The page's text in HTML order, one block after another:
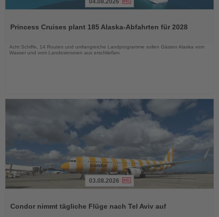
die
04.08.2026
Princess Cruises plant 185 Alaska-Abfahrten für 2028
Acht Schiffe, 14 Routen und umfangreiche Landprogramme sollen Gästen Alaska vom
Wasser und vom Landesinneren aus erschließen
die
03.08.2026
Condor nimmt tägliche Flüge nach Tel Aviv auf